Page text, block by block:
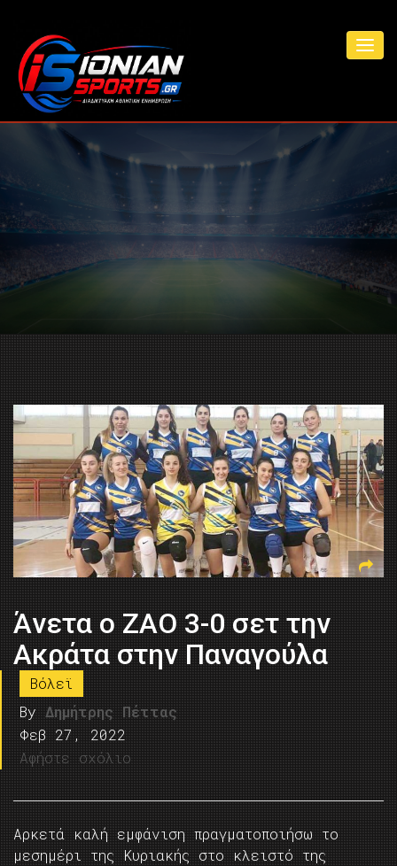
Άνετα ο ΖΑΟ 3-0 σετ την
Ακράτα στην Παναγούλα
Βόλεϊ
By Δημήτρης Πέττας
Φεβ 27, 2022
Αφήστε σχόλιο
Αρκετά καλή εμφάνιση πραγματοποιήσω το
μεσημέρι της Κυριακής στο κλειστό της